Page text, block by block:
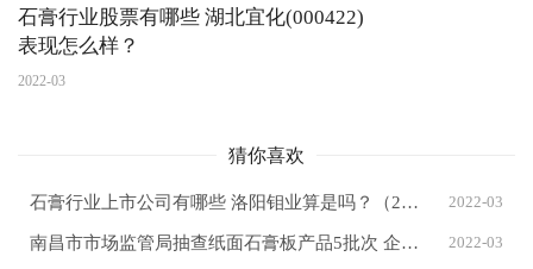
石膏行业股票有哪些 湖北宜化(000422)
表现怎么样？
2022-03
猜你喜欢
石膏行业上市公司有哪些 洛阳钼业算是吗？（2022/3/11） 2022-03
南昌市市场监管局抽查纸面石膏板产品5批次 企业合格率80% 2022-03